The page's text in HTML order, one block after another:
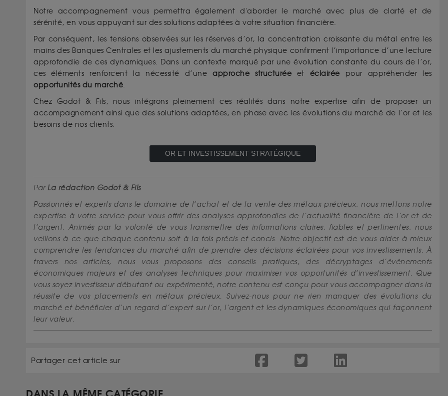
Notre accompagnement vous permettra également d'aborder le marché avec plus de clarté et de
sérénité, en vous appuyant sur des solutions adaptées à votre situation financière.
Par conséquent, les tensions observées sur les réserves d’or, la concentration croissante du métal entre les
mains des Banques Centrales et les ajustements du marché physique confirment l’importance d’une lecture
approfondie de ces dynamiques. Dans un contexte marqué par une évolution constante du cours de l’or,
ces éléments renforcent la nécessité d’uneapproche structurée et éclairée pour appréhender les
opportunités du marché.
Chez Godot & Fils, nous intégrons pleinement ces réalités dans notre expertise afin de proposer un
accompagnement ainsi que des solutions adaptées, en phase avec les évolutions du marché de l’or et les
besoins de nos clients.
OR ET INVESTISSEMENT STRATÉGIQUE
Par La rédaction Godot & Fils
Passionnés et experts dans le domaine de l’achat et de la vente des métaux précieux, nous mettons notre
expertise à votre service pour vous offrir des analyses approfondies de l’actualité financière de l’or et de
l’argent. Animés par la volonté de vous transmettre des informations claires, fiables et pertinentes, nous
veillons à ce que chaque contenu soit à la fois précis et concis. Notre objectif est de vous aider à mieux
comprendre les tendances du marché afin de prendre des décisions éclairées pour vos investissements. À
travers nos articles, nous vous proposons des conseils pratiques, des décryptages d’événements
économiques majeurs et des analyses techniques pour maximiser vos opportunités d’investissement. Que
vous soyez investisseur débutant ou expérimenté, notre contenu est conçu pour vous accompagner dans la
réussite de vos placements en métaux précieux. Suivez-nous pour ne rien manquer des évolutions du
marché et bénéficier d’un regard d’expert sur l’or, l’argent et les dynamiques économiques qui façonnent
leur valeur.
Partager cet article sur